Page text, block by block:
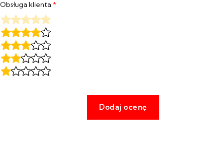
Obsługa klienta *